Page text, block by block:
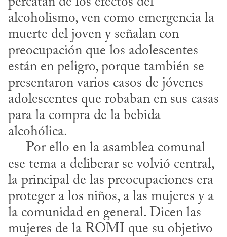
alcoholismo, ven como emergencia la
muerte del joven y señalan con
preocupación que los adolescentes
están en peligro, porque también se
presentaron varios casos de jóvenes
adolescentes que robaban en sus casas
para la compra de la bebida
alcohólica.
ese tema a deliberar se volvió central,
la principal de las preocupaciones era
proteger a los niños, a las mujeres y a
la comunidad en general. Dicen las
mujeres de la ROMI que su objetivo